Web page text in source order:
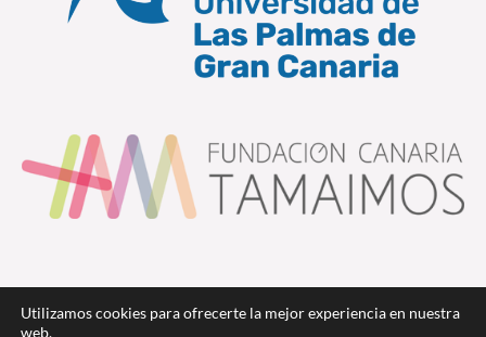
Utilizamos cookies para ofrecerte la mejor experiencia en nuestra
web.